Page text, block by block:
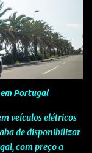
Portugal
veículos elétricos
de disponibilizar
com preço a